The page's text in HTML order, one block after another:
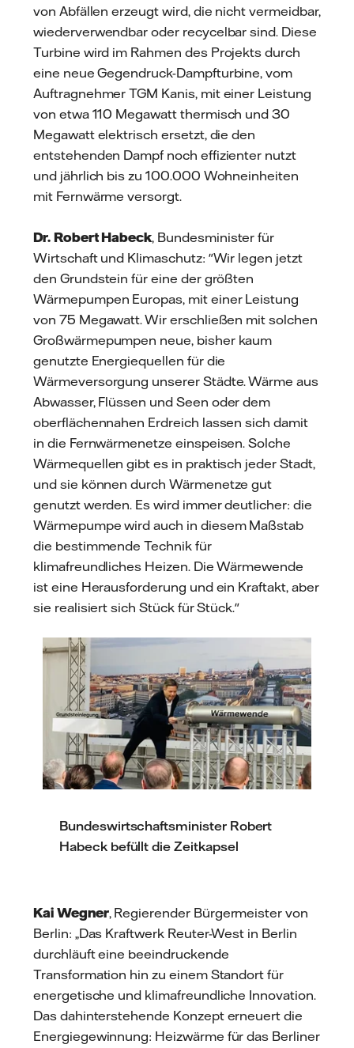
von Abfällen erzeugt wird, die nicht vermeidbar,
wiederverwendbar oder recycelbar sind. Diese
Turbine wird im Rahmen des Projekts durch
eine neue Gegendruck-Dampfturbine, vom
Auftragnehmer TGM Kanis, mit einer Leistung
von etwa 110 Megawatt thermisch und 30
Megawatt elektrisch ersetzt, die den
entstehenden Dampf noch effizienter nutzt
und jährlich bis zu 100.000 Wohneinheiten
mit Fernwärme versorgt.
Dr. Robert Habeck, Bundesminister für
Wirtschaft und Klimaschutz: "Wir legen jetzt
den Grundstein für eine der größten
Wärmepumpen Europas, mit einer Leistung
von 75 Megawatt. Wir erschließen mit solchen
Großwärmepumpen neue, bisher kaum
genutzte Energiequellen für die
Wärmeversorgung unserer Städte. Wärme aus
Abwasser, Flüssen und Seen oder dem
oberflächennahen Erdreich lassen sich damit
in die Fernwärmenetze einspeisen. Solche
Wärmequellen gibt es in praktisch jeder Stadt,
und sie können durch Wärmenetze gut
genutzt werden. Es wird immer deutlicher: die
Wärmepumpe wird auch in diesem Maßstab
die bestimmende Technik für
klimafreundliches Heizen. Die Wärmewende
ist eine Herausforderung und ein Kraftakt, aber
sie realisiert sich Stück für Stück."
Bundeswirtschaftsminister Robert
Habeck befüllt die Zeitkapsel
Kai Wegner, Regierender Bürgermeister von
Berlin: „Das Kraftwerk Reuter-West in Berlin
durchläuft eine beeindruckende
Transformation hin zu einem Standort für
energetische und klimafreundliche Innovation.
Das dahinterstehende Konzept erneuert die
Energiegewinnung: Heizwärme für das Berliner